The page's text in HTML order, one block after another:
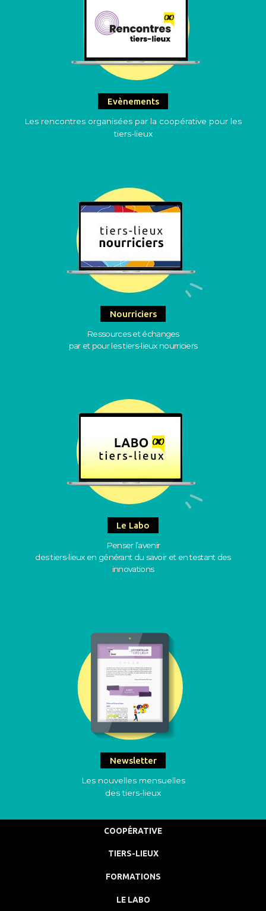
Evènements
Les rencontres organisées par la coopérative pour les
tiers-lieux
Nourriciers
Ressources et échanges
par et pour les tiers-lieux nourriciers
Le Labo
Penser l’avenir
des tiers-lieux en générant du savoir et en testant des
innovations
Newsletter
Les nouvelles mensuelles
des tiers-lieux
COOPÉRATIVE
TIERS-LIEUX
FORMATIONS
LE LABO